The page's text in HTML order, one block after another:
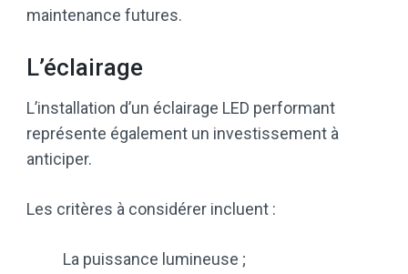
maintenance futures.
L’éclairage
L’installation d’un éclairage LED performant
représente également un investissement à
anticiper.
Les critères à considérer incluent :
La puissance lumineuse ;